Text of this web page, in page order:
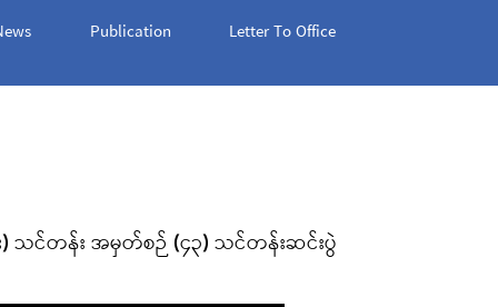
Publication Letter To Office
သင်တန်း အမှတ်စဉ် (၄၃) သင်တန်းဆင်းပွဲ